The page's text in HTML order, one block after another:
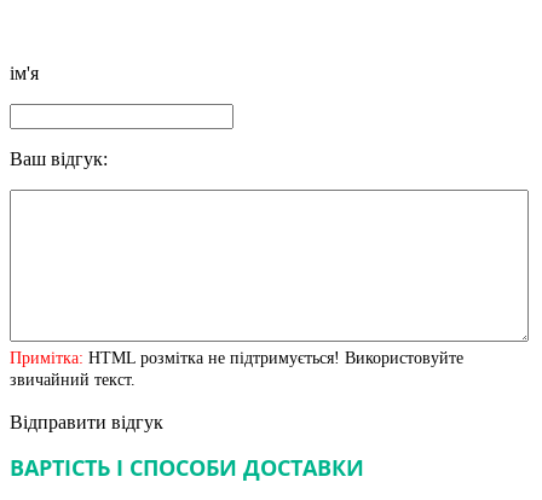
ім'я
Ваш відгук:
Примітка: HTML розмітка не підтримується! Використовуйте
звичайний текст.
Відправити відгук
ВАРТІСТЬ І СПОСОБИ ДОСТАВКИ